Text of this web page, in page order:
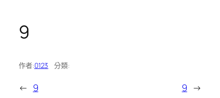
9
作者:0123 分類:
← 9 9 →